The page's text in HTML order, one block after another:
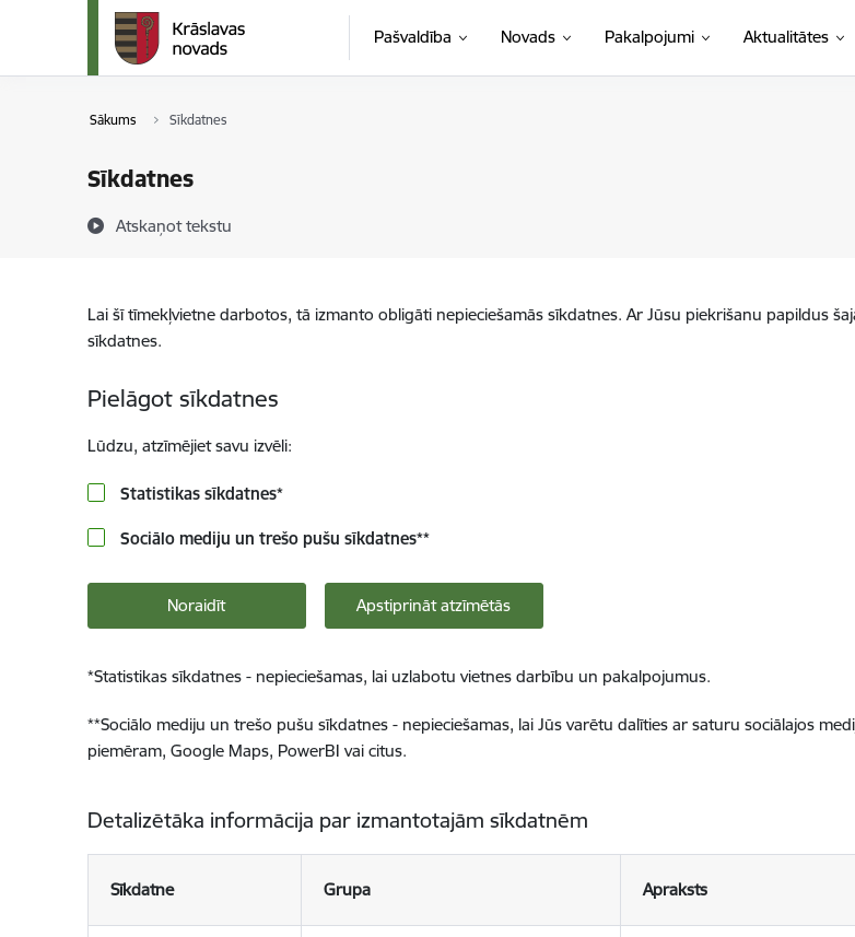
Pāriet uz lapas saturu
Pašvaldība Novads Pakalpojumi Aktualitātes
Sākums Sīkdatnes
Sīkdatnes
Atskaņot tekstu
Lai šī tīmekļvietne darbotos, tā izmanto obligāti nepieciešamās sīkdatnes. Ar Jūsu piekrišanu papildus
sīkdatnes.
Pielāgot sīkdatnes
Lūdzu, atzīmējiet savu izvēli:
Statistikas sīkdatnes*
Sociālo mediju un trešo pušu sīkdatnes**
Noraidīt Apstiprināt atzīmētās
*Statistikas sīkdatnes - nepieciešamas, lai uzlabotu vietnes darbību un pakalpojumus.
**Sociālo mediju un trešo pušu sīkdatnes - nepieciešamas, lai Jūs varētu dalīties ar saturu sociālajos
piemēram, Google Maps, PowerBI vai citus.
Detalizētāka informācija par izmantotajām sīkdatnēm
Sīkdatne Grupa Apraksts